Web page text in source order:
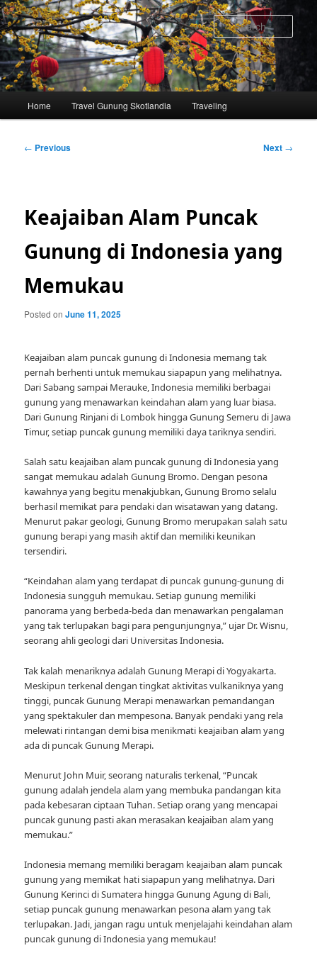
Skip
to
primary
content
Home Travel Gunung Skotlandia Traveling
Post
← Previous Next →
Keajaiban Alam Puncak
Gunung di Indonesia yang
Memukau
Posted onJune 11, 2025
Keajaiban alam puncak gunung di Indonesia memang tak
pernah berhenti untuk memukau siapapun yang melihatnya.
Dari Sabang sampai Merauke, Indonesia memiliki berbagai
gunung yang menawarkan keindahan alam yang luar biasa.
Dari Gunung Rinjani di Lombok hingga Gunung Semeru di Jawa
Timur, setiap puncak gunung memiliki daya tariknya sendiri.
Salah satu keajaiban alam puncak gunung di Indonesia yang
sangat memukau adalah Gunung Bromo. Dengan pesona
kawahnya yang begitu menakjubkan, Gunung Bromo selalu
berhasil memikat para pendaki dan wisatawan yang datang.
Menurut pakar geologi, Gunung Bromo merupakan salah satu
gunung berapi yang masih aktif dan memiliki keunikan
tersendiri.
“Keindahan alam yang terdapat di puncak gunung-gunung di
Indonesia sungguh memukau. Setiap gunung memiliki
panorama yang berbeda-beda dan menawarkan pengalaman
yang tak terlupakan bagi para pengunjungnya,” ujar Dr. Wisnu,
seorang ahli geologi dari Universitas Indonesia.
Tak kalah menariknya adalah Gunung Merapi di Yogyakarta.
Meskipun terkenal dengan tingkat aktivitas vulkaniknya yang
tinggi, puncak Gunung Merapi menawarkan pemandangan
yang spektakuler dan mempesona. Banyak pendaki yang rela
melewati rintangan demi bisa menikmati keajaiban alam yang
ada di puncak Gunung Merapi.
Menurut John Muir, seorang naturalis terkenal, “Puncak
gunung adalah jendela alam yang membuka pandangan kita
pada kebesaran ciptaan Tuhan. Setiap orang yang mencapai
puncak gunung pasti akan merasakan keajaiban alam yang
memukau.”
Indonesia memang memiliki beragam keajaiban alam puncak
gunung yang memikat hati siapapun yang melihatnya. Dari
Gunung Kerinci di Sumatera hingga Gunung Agung di Bali,
setiap puncak gunung menawarkan pesona alam yang tak
terlupakan. Jadi, jangan ragu untuk menjelajahi keindahan alam
puncak gunung di Indonesia yang memukau!